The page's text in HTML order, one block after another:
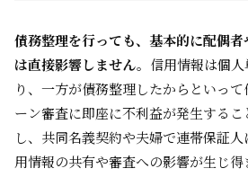
債務整理を行っても、基本的に配偶
は直接影響しません。 信用情報は個
り、一方が債務整理したからといっ
ーン審査に即座に不利益が発生する
し、共同名義契約や夫婦で連帯保証
用情報の共有や審査への影響が生じ得